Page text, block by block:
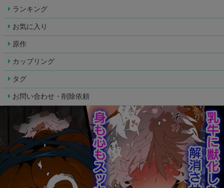
ランキング
お気に入り
原作
カップリング
タグ
お問い合わせ・削除依頼